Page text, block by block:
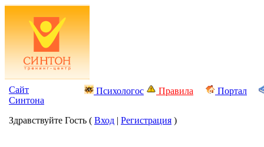
Сайт
Синтона
Психологос Правила Портал
Здравствуйте Гость ( Вход | Регистрация )